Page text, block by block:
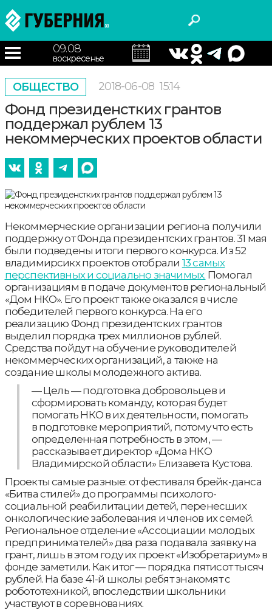
09.08
воскресенье
ОБЩЕСТВО 2018-06-08 15:14
Фонд президенстких грантов
поддержал рублем 13
некоммерческих проектов области
Некоммерческие организации региона получили
поддержку от Фонда президентских грантов. 31 мая
были подведены итоги первого конкурса. Из 52
владимирсикх проектов отобрали 13 самых
перспективных и социально значимых. Помогал
организациям в подаче документов региональный
«Дом НКО». Его проект также оказался в числе
победителей первого конкурса. На его
реализацию Фонд президентских грантов
выделил порядка трех миллионов рублей.
Средства пойдут на обучение руководителей
некоммерческих организаций, а также на
создание школы молодежного актива.
— Цель — подготовка добровольцев и
сформировать команду, которая будет
помогать НКО в их деятельности, помогать
в подготовке мероприятий, потому что есть
определенная потребность в этом, —
рассказывает директор «Дома НКО
Владимирской области» Елизавета Кустова.
Проекты самые разные: от фестиваля брейк-данса
«Битва стилей» до программы психолого-
социальной реабилитации детей, перенесших
онкологические заболевания и членов их семей.
Региональное отделение «Ассоциации молодых
предпринимателей» два раза подавала заявку на
грант, лишь в этом году их проект «Изобретариум» в
фонде заметили. Как итог — порядка пятисот тысяч
рублей. На базе 41-й школы ребят знакомят с
робототехникой, впоследствии школьники
участвуют в соревнованиях.